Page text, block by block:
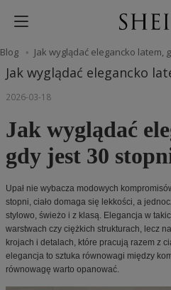
Blog Jak wyglądać elegancko latem,
Jak wyglądać elegancko
2026-03-18
Jak wyglądać
gdy jest 30
Upał nie wybacza modowych
stopni, ciało domaga się lekkości, a
stylowo, świeżo i z klasą. Elegancja w
warstwach czy ciężkich strukturach, lecz
krojach i detalach, które pracują razem z
elegancja to sztuka równowagi między
równowagę warto opanować.